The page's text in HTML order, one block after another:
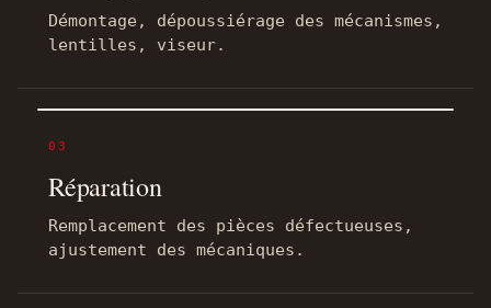
Démontage, dépoussiérage des mécanismes,
lentilles, viseur.
03
Réparation
Remplacement des pièces défectueuses,
ajustement des mécaniques.